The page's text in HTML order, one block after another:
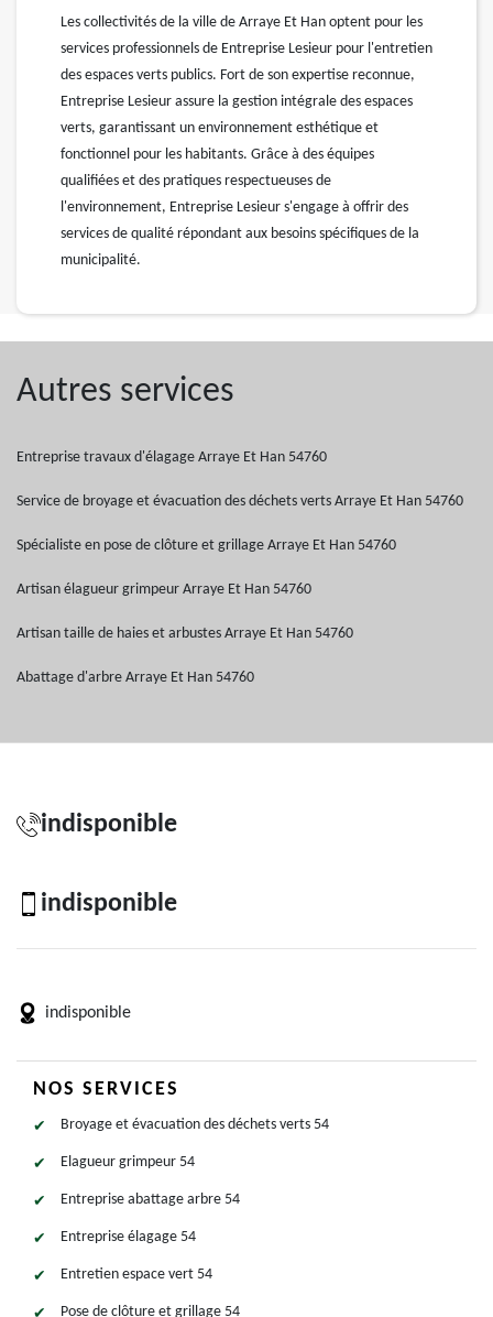
Les collectivités de la ville de Arraye Et Han optent pour les
services professionnels de Entreprise Lesieur pour l'entretien
des espaces verts publics. Fort de son expertise reconnue,
Entreprise Lesieur assure la gestion intégrale des espaces
verts, garantissant un environnement esthétique et
fonctionnel pour les habitants. Grâce à des équipes
qualifiées et des pratiques respectueuses de
l'environnement, Entreprise Lesieur s'engage à offrir des
services de qualité répondant aux besoins spécifiques de la
municipalité.
Autres services
Entreprise travaux d'élagage Arraye Et Han 54760
Service de broyage et évacuation des déchets verts Arraye Et Han 54760
Spécialiste en pose de clôture et grillage Arraye Et Han 54760
Artisan élagueur grimpeur Arraye Et Han 54760
Artisan taille de haies et arbustes Arraye Et Han 54760
Abattage d'arbre Arraye Et Han 54760
indisponible
indisponible
indisponible
NOS SERVICES
Broyage et évacuation des déchets verts 54
Elagueur grimpeur 54
Entreprise abattage arbre 54
Entreprise élagage 54
Entretien espace vert 54
Pose de clôture et grillage 54